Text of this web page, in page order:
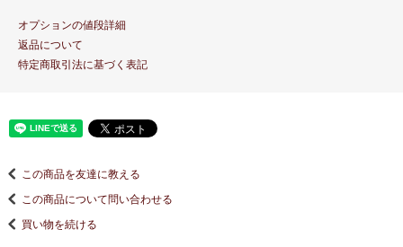
オプションの値段詳細
返品について
特定商取引法に基づく表記
この商品を友達に教える
この商品について問い合わせる
買い物を続ける